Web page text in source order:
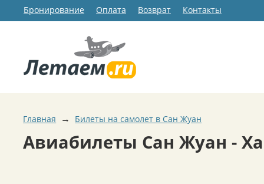
Бронирование Оплата Возврат Контакты
Главная → Билеты на самолет в Сан Жуан
Авиабилеты Сан Жуан -